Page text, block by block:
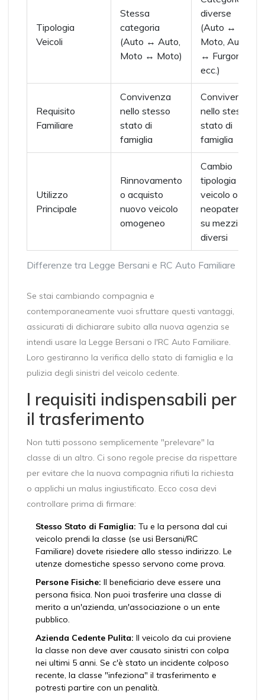
Differenze tra Legge Bersani e RC Auto Familiare
Tipologia
Veicoli
Stessa
categoria
(Auto ↔ Auto,
Moto ↔ Moto)
diverse
(Auto ↔
Moto, Auto
↔ Furgone,
ecc.)
Requisito
Familiare
Convivenza
nello stesso
stato di
famiglia
Convivenza
nello stesso
stato di
famiglia
Utilizzo
Principale
Rinnovamento
o acquisto
nuovo veicolo
omogeneo
Cambio
tipologia
veicolo o
neopatentati
su mezzi
diversi
Se stai cambiando compagnia e
contemporaneamente vuoi sfruttare questi vantaggi,
assicurati di dichiarare subito alla nuova agenzia se
intendi usare la Legge Bersani o l'RC Auto Familiare.
Loro gestiranno la verifica dello stato di famiglia e la
pulizia degli sinistri del veicolo cedente.
I requisiti indispensabili per
il trasferimento
Non tutti possono semplicemente "prelevare" la
classe di un altro. Ci sono regole precise da rispettare
per evitare che la nuova compagnia rifiuti la richiesta
o applichi un malus ingiustificato. Ecco cosa devi
controllare prima di firmare:
Stesso Stato di Famiglia: Tu e la persona dal cui
veicolo prendi la classe (se usi Bersani/RC
Familiare) dovete risiedere allo stesso indirizzo. Le
utenze domestiche spesso servono come prova.
Persone Fisiche: Il beneficiario deve essere una
persona fisica. Non puoi trasferire una classe di
merito a un'azienda, un'associazione o un ente
pubblico.
Azienda Cedente Pulita: Il veicolo da cui proviene
la classe non deve aver causato sinistri con colpa
nei ultimi 5 anni. Se c'è stato un incidente colposo
recente, la classe "infeziona" il trasferimento e
potresti partire con un penalità.